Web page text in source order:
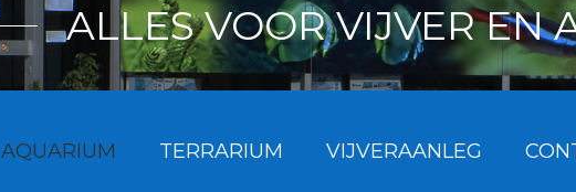
ALLES VOOR VIJVER EN
AQUARIUM TERRARIUM VIJVERAANLEG